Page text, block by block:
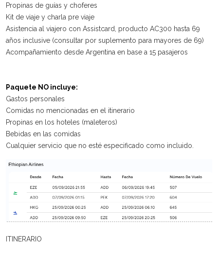
Propinas de guías y choferes
Kit de viaje y charla pre viaje
Asistencia al viajero con Assistcard, producto AC300 hasta 69
años inclusive (consultar por suplemento para mayores de 69)
Acompañamiento desde Argentina en base a 15 pasajeros
Paquete NO incluye:
Gastos personales
Comidas no mencionadas en el itinerario
Propinas en los hoteles (maleteros)
Bebidas en las comidas
Cualquier servicio que no esté especificado como incluido.
ITINERARIO